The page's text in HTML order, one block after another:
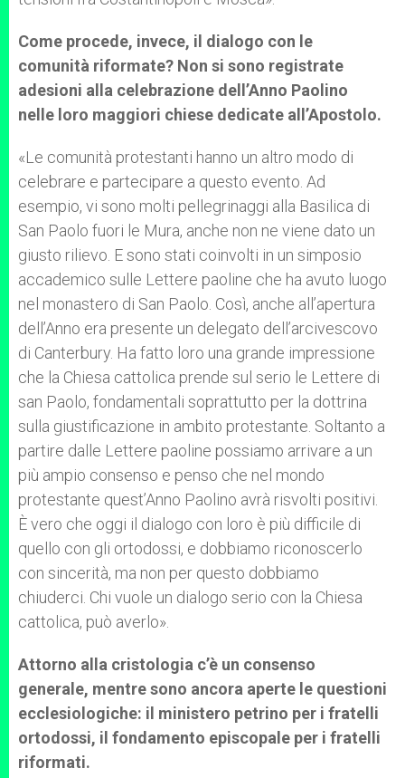
Come procede, invece, il dialogo con le
comunità riformate? Non si sono registrate
adesioni alla celebrazione dell’Anno Paolino
nelle loro maggiori chiese dedicate all’Apostolo.
«Le comunità protestanti hanno un altro modo di
celebrare e partecipare a questo evento. Ad
esempio, vi sono molti pellegrinaggi alla Basilica di
San Paolo fuori le Mura, anche non ne viene dato un
giusto rilievo. E sono stati coinvolti in un simposio
accademico sulle Lettere paoline che ha avuto luogo
nel monastero di San Paolo. Così, anche all’apertura
dell’Anno era presente un delegato dell’arcivescovo
di Canterbury. Ha fatto loro una grande impressione
che la Chiesa cattolica prende sul serio le Lettere di
san Paolo, fondamentali soprattutto per la dottrina
sulla giustificazione in ambito protestante. Soltanto a
partire dalle Lettere paoline possiamo arrivare a un
più ampio consenso e penso che nel mondo
protestante quest’Anno Paolino avrà risvolti positivi.
È vero che oggi il dialogo con loro è più difficile di
quello con gli ortodossi, e dobbiamo riconoscerlo
con sincerità, ma non per questo dobbiamo
chiuderci. Chi vuole un dialogo serio con la Chiesa
cattolica, può averlo».
Attorno alla cristologia c’è un consenso
generale, mentre sono ancora aperte le questioni
ecclesiologiche: il ministero petrino per i fratelli
ortodossi, il fondamento episcopale per i fratelli
riformati.